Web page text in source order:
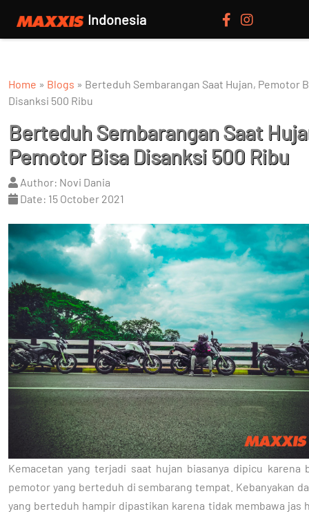
Indonesia
Home » Blogs » Berteduh Sembarangan Saat Hujan, Pemotor
Disanksi 500 Ribu
Berteduh Sembarangan Saat
Pemotor Bisa Disanksi 500 Ribu
Author: Novi Dania
Date: 15 October 2021
Kemacetan yang terjadi saat hujan biasanya dipicu karena
pemotor yang berteduh di sembarang tempat. Kebanyakan
yang berteduh hampir dipastikan karena tidak membawa jas